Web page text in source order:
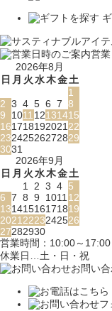
営
2026年8月
日 月 火水木金土
1
2 3 4 5 6 7 8
9
101112131415
16171819202122
23242526272829
3031
2026年9月
日 月 火水木金土
1 2 3 4 5
6 7 8 9 101112
13141516171819
20212223242526
27282930
営業時間：10:00～
休業日…土・日・祝
お問い